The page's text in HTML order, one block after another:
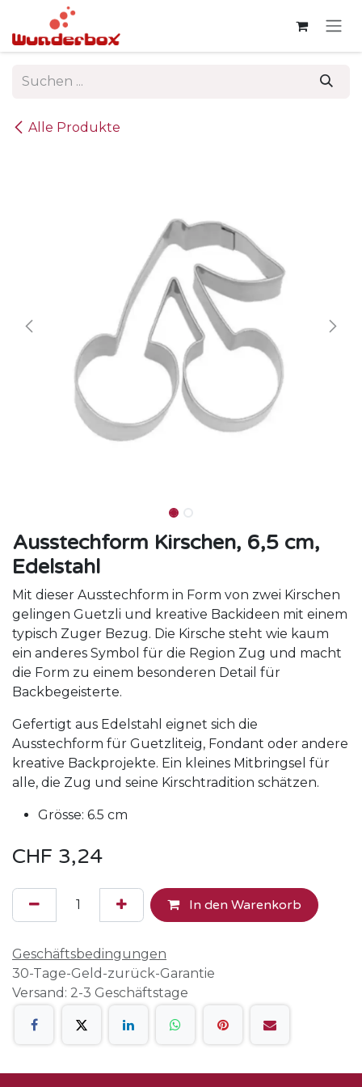
Zum Inhalt springen
Alle Produkte
Ausstechform Kirschen, 6,5 cm,
Edelstahl
Mit dieser Ausstechform in Form von zwei Kirschen
gelingen Guetzli und kreative Backideen mit einem
typisch Zuger Bezug. Die Kirsche steht wie kaum
ein anderes Symbol für die Region Zug und macht
die Form zu einem besonderen Detail für
Backbegeisterte.
Gefertigt aus Edelstahl eignet sich die
Ausstechform für Guetzliteig, Fondant oder andere
kreative Backprojekte. Ein kleines Mitbringsel für
alle, die Zug und seine Kirschtradition schätzen.
Grösse: 6.5 cm
CHF 3,24
In den Warenkorb
Geschäftsbedingungen
30-Tage-Geld-zurück-Garantie
Versand: 2-3 Geschäftstage